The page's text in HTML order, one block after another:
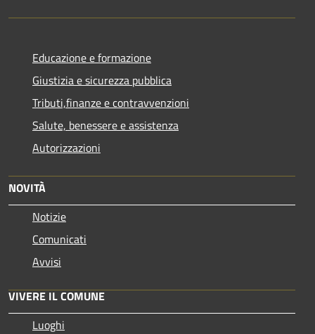
Educazione e formazione
Giustizia e sicurezza pubblica
Tributi,finanze e contravvenzioni
Salute, benessere e assistenza
Autorizzazioni
NOVITÀ
Notizie
Comunicati
Avvisi
VIVERE IL COMUNE
Luoghi